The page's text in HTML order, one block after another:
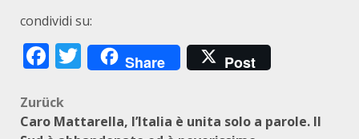
condividi su:
Facebook
Twitter
Share Post
Beitragsnavigation
Zurück
Caro Mattarella, l’Italia è unita solo a parole. Il